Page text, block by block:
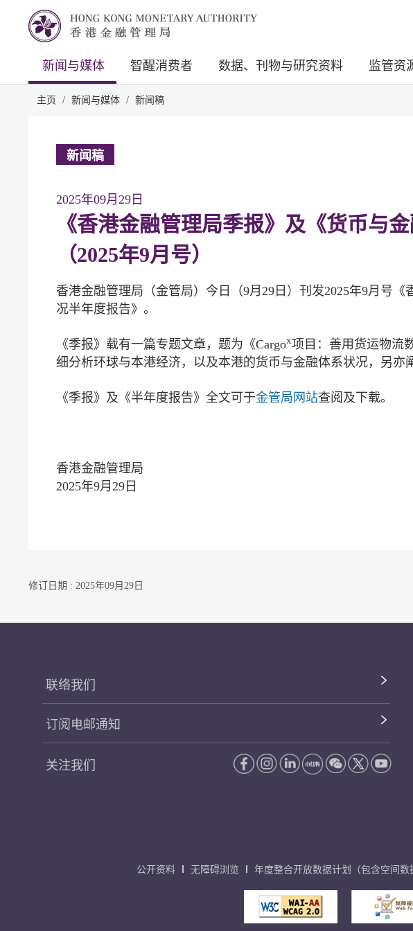
新闻与媒体 智醒消费者 数据、刊物与研究资料 监管资
主页 / 新闻与媒体 / 新闻稿
新闻稿
2025年09月29日
《香港金融管理局季报》及《货币与
（2025年9月号）
香港金融管理局（金管局）今日（9月29日）刊发2025年9月号
况半年度报告》。
《季报》载有一篇专题文章，题为《Cargox项目：善用货运物流
细分析环球与本港经济，以及本港的货币与金融体系状况，另亦
《季报》及《半年度报告》全文可于金管局网站查阅及下载。
香港金融管理局
2025年9月29日
修订日期 : 2025年09月29日
联络我们
订阅电邮通知
关注我们
公开资料 无障碍浏览 年度整合开放数据计划（包含空间数